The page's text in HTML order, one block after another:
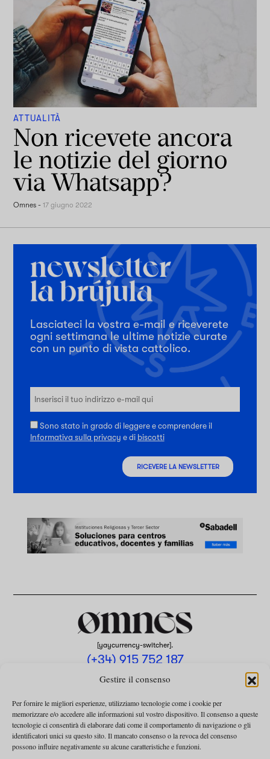
Gestire il consenso
Per fornire le migliori esperienze, utilizziamo tecnologie come i cookie per
memorizzare e/o accedere alle informazioni sul vostro dispositivo. Il consenso a queste
tecnologie ci consentirà di elaborare dati come il comportamento di navigazione o gli
identificatori unici su questo sito. Il mancato consenso o la revoca del consenso
possono influire negativamente su alcune caratteristiche e funzioni.
ATTUALITÀ
Non ricevete ancora
le notizie del giorno
via Whatsapp?
Omnes -17 giugno 2022
Lasciateci la vostra e-mail e riceverete
ogni settimana le ultime notizie curate
con un punto di vista cattolico.
Sono stato in grado di leggere e comprendere il
Informativa sulla privacy e di biscotti
RICEVERE LA NEWSLETTER
[yaycurrency-switcher].
(+34) 915 752 187
omnes@omnesmag.com